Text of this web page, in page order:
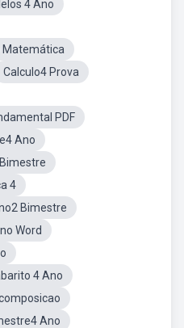
4 Ano
Matemática
Calculo4 Prova
PDF
Ano
4
Bimestre
Word
4 Ano
Ano